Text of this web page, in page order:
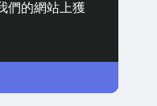
們的網站上獲